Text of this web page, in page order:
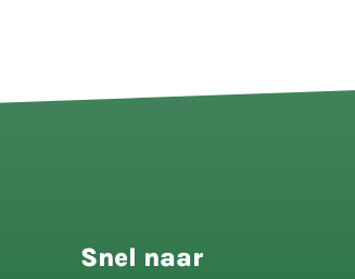
Snel naar